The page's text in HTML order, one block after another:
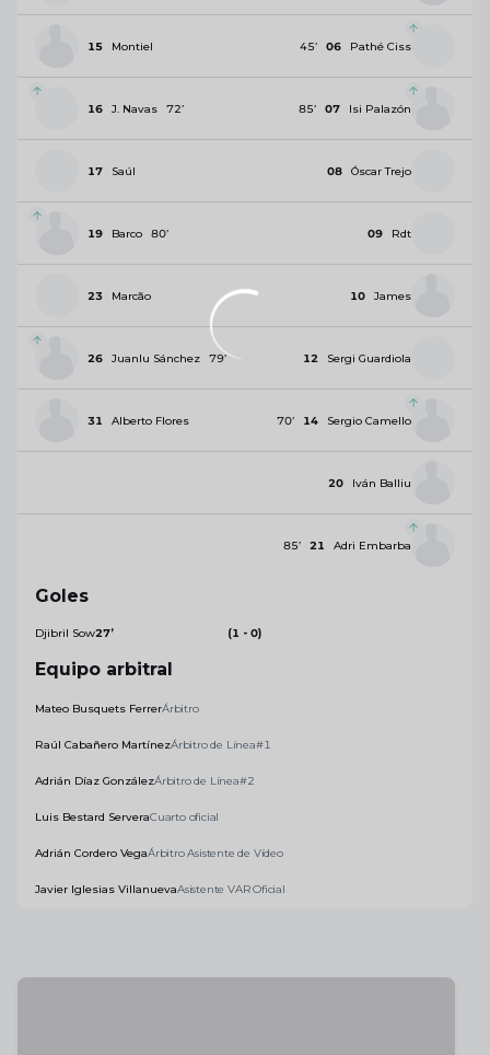
15 Montiel 06 Pathé Ciss
45’
16 J. Navas 72’ 07 Isi Palazón
85’
17 Saúl 08 Óscar Trejo
19 Barco 80’ 09 Rdt
23 Marcão 10 James
26 Juanlu Sánchez 79’ 12 Sergi Guardiola
31 Alberto Flores 14 Sergio Camello
70’
20 Iván Balliu
21 Adri Embarba
85’
Goles
Djibril Sow27’ (1 - 0)
Equipo arbitral
Mateo Busquets FerrerÁrbitro
Raúl Cabañero MartínezÁrbitro de Línea#1
Adrián Díaz GonzálezÁrbitro de Línea#2
Luis Bestard ServeraCuarto oficial
Adrián Cordero VegaÁrbitro Asistente de Vídeo
Javier Iglesias VillanuevaAsistente VAR Oficial